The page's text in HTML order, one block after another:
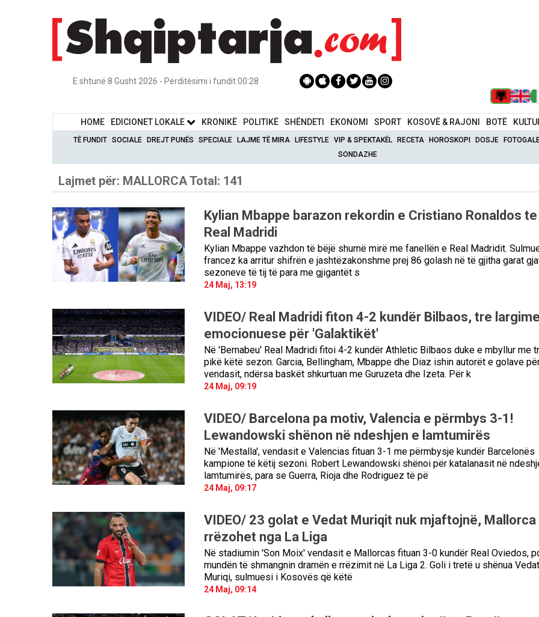
E shtunë 8 Gusht 2026 - Përditësimi i fundit 00:28
HOME EDICIONET LOKALE KRONIKË POLITIKË SHËNDETI EKONOMI SPORT KOSOVË & RAJONI BOTË
TË FUNDIT SOCIALE DREJT PUNËS SPECIALE LAJME TË MIRA LIFESTYLE VIP & SPEKTAKËL RECETA HOROSKOPI DOSJE
SONDAZHE
Lajmet për: MALLORCATotal: 141
Kylian Mbappe barazon rekordin e Cristiano Ronaldos te
Real Madridi
Kylian Mbappe vazhdon të bëjë shumë mirë me fanellën e Real Madridit.
francez ka arritur shifrën e jashtëzakonshme prej 86 golash në të gjitha garat
sezoneve të tij të para me gjigantët s
24 Maj, 13:19
VIDEO/ Real Madridi fiton 4-2 kundër Bilbaos, tre largime
emocionuese për 'Galaktikët'
Në 'Bernabeu' Real Madridi fitoi 4-2 kundër Athletic Bilbaos duke e mbyllur me
pikë këtë sezon. Garcia, Bellingham, Mbappe dhe Diaz ishin autorët e golave
vendasit, ndërsa baskët shkurtuan me Guruzeta dhe Izeta. Për k
24 Maj, 09:19
VIDEO/ Barcelona pa motiv, Valencia e përmbys 3-1!
Lewandowski shënon në ndeshjen e lamtumirës
Në 'Mestalla', vendasit e Valencias fituan 3-1 me përmbysje kundër Barcelonës
kampione të këtij sezoni. Robert Lewandowski shënoi për katalanasit në
lamtumirës, para se Guerra, Rioja dhe Rodriguez të pë
24 Maj, 09:17
VIDEO/ 23 golat e Vedat Muriqit nuk mjaftojnë, Mallorca
rrëzohet nga La Liga
Në stadiumin 'Son Moix' vendasit e Mallorcas fituan 3-0 kundër Real Oviedos,
mundën të shmangnin dramën e rrëzimit në La Liga 2. Goli i tretë u shënua Vedat
Muriqi, sulmuesi i Kosovës që këtë
24 Maj, 09:14